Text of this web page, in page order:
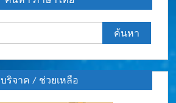
ค้นหา
สำหรับ:
บริจาค / ช่วยเหลือ